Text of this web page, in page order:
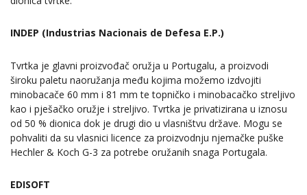
INDEP (Industrias Nacionais de Defesa E.P.)
Tvrtka je glavni proizvođač oružja u Portugalu, a proizvodi
široku paletu naoružanja među kojima možemo izdvojiti
minobacače 60 mm i 81 mm te topničko i minobacačko streljivo
kao i pješačko oružje i streljivo. Tvrtka je privatizirana u iznosu
od 50 % dionica dok je drugi dio u vlasništvu države. Mogu se
pohvaliti da su vlasnici licence za proizvodnju njemačke puške
Hechler & Koch G-3 za potrebe oružanih snaga Portugala.
EDISOFT